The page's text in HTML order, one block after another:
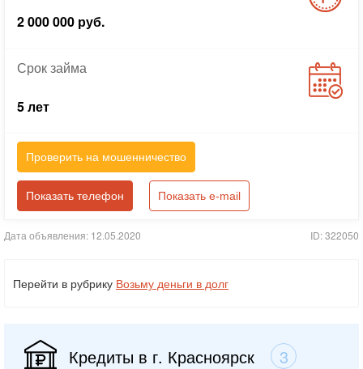
2 000 000 руб.
Срокзайма
5 лет
Проверить на мошенничество
Показать телефон Показать e-mail
Дата объявления: 12.05.2020 ID: 322050
Перейти в рубрику Возьму деньги в долг
Кредиты в г. Красноярск 3